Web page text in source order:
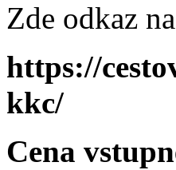
Zde odkaz
https://
kkc/
Cena